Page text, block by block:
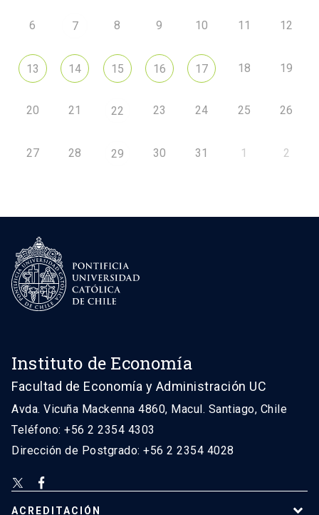
6 7 8 9 10 11 12
13 14 15 16 17 18 19
20 21 22 23 24 25 26
27 28 29 30 31 1 2
Instituto de Economía
Facultad de Economía y Administración UC
Avda. Vicuña Mackenna 4860, Macul. Santiago, Chile
Teléfono: +56 2 2354 4303
Dirección de Postgrado: +56 2 2354 4028
ACREDITACIÓN